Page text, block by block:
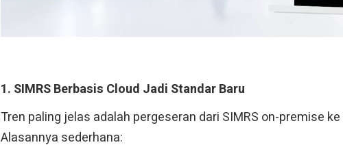
1. SIMRS Berbasis Cloud Jadi Standar Baru
Tren paling jelas adalah pergeseran dari SIMRS on-premise ke
Alasannya sederhana: